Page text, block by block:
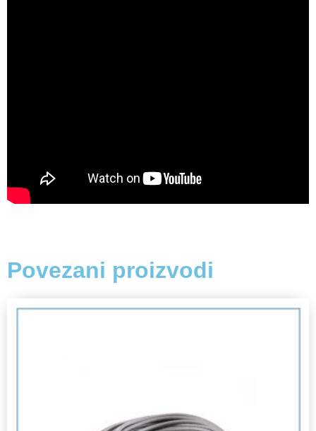
Povezani proizvodi